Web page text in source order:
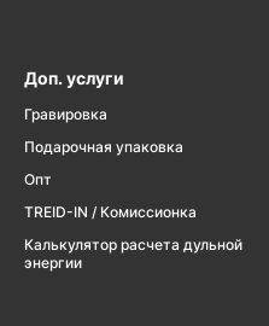
Доп. услуги
Гравировка
Подарочная упаковка
Опт
TREID-IN / Комиссионка
Калькулятор расчета дульной
энергии